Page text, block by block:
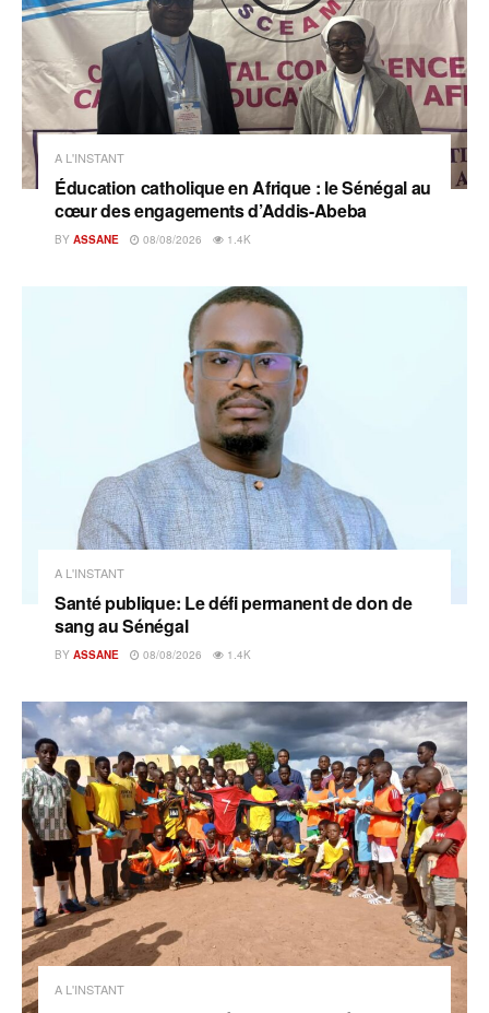
A L'INSTANT
Éducation catholique en Afrique : le Sénégal au
cœur des engagements d’Addis-Abeba
BY ASSANE 08/08/2026 1.4K
A L'INSTANT
Santé publique: Le défi permanent de don de
sang au Sénégal
BY ASSANE 08/08/2026 1.4K
A L'INSTANT